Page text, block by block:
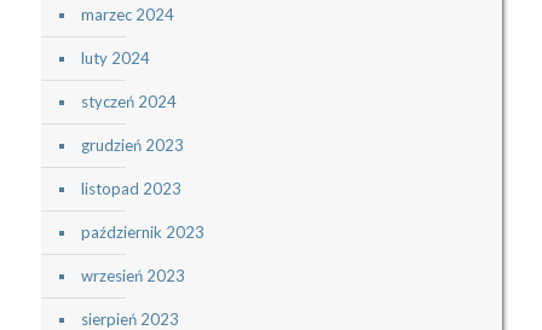
marzec 2024
luty 2024
styczeń 2024
grudzień 2023
listopad 2023
październik 2023
wrzesień 2023
sierpień 2023